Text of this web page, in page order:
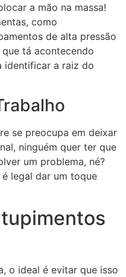
a mão na massa!
como
de alta pressão
tá acontecendo
identificar a raiz do
se preocupa em deixar
ninguém quer ter que
um problema, né?
legal dar um toque
o ideal é evitar que isso